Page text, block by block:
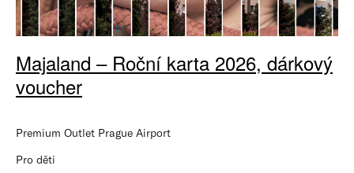
Majaland – Roční karta 2026, dárkový
voucher
Premium Outlet Prague Airport
Pro děti